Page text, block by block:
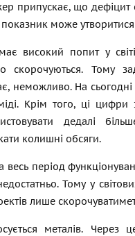
припускає, що дефіцит
може
високий попит у
скорочуються. Тому
неможливо. На сьогодні
Крім того, ці
дедалі
колишні обсяги.
весь період
Тому у
лише
металів. Через це